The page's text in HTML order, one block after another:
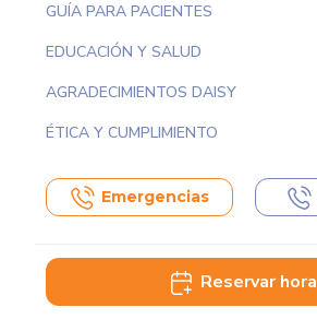
GUÍA PARA PACIENTES
EDUCACIÓN Y SALUD
AGRADECIMIENTOS DAISY
ÉTICA Y CUMPLIMIENTO
Emergencias
Reservar hora